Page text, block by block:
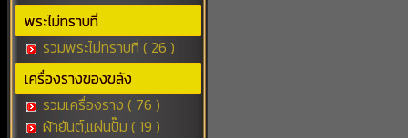
พระไม่ทราบที่
รวมพระไม่ทราบที่ ( 26 )
เครื่องรางของขลัง
รวมเครื่องราง ( 76 )
ผ้ายันต์,แผ่นปั๊ม ( 19 )